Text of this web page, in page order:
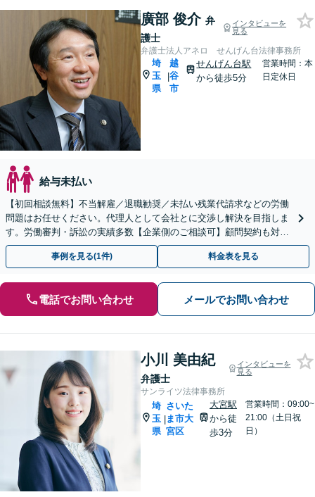
廣部 俊介 弁
護士
インタビューを
見る
弁護士法人アネロ せんげん台法律事務所
埼
玉
県
|
越
谷
市
せんげん台駅
から徒歩5分
営業時間：本
日定休日
給与未払い
【初回相談無料】不当解雇／退職勧奨／未払い残業代請求などの労働
問題はお任せください。代理人として会社とに交渉し解決を目指しま
す。労働審判・訴訟の実績多数【企業側のご相談可】顧問契約も対応
します【せんげん台駅5分】
事例を見る(1件) 料金表を見る
電話でお問い合わせ メールでお問い合わせ
小川 美由紀
弁護士
インタビューを
見る
サンライツ法律事務所
埼
玉
県
|
さいた
ま市大
宮区
大宮駅
から徒
歩3分
営業時間：09:00~
21:00（土日祝
日）